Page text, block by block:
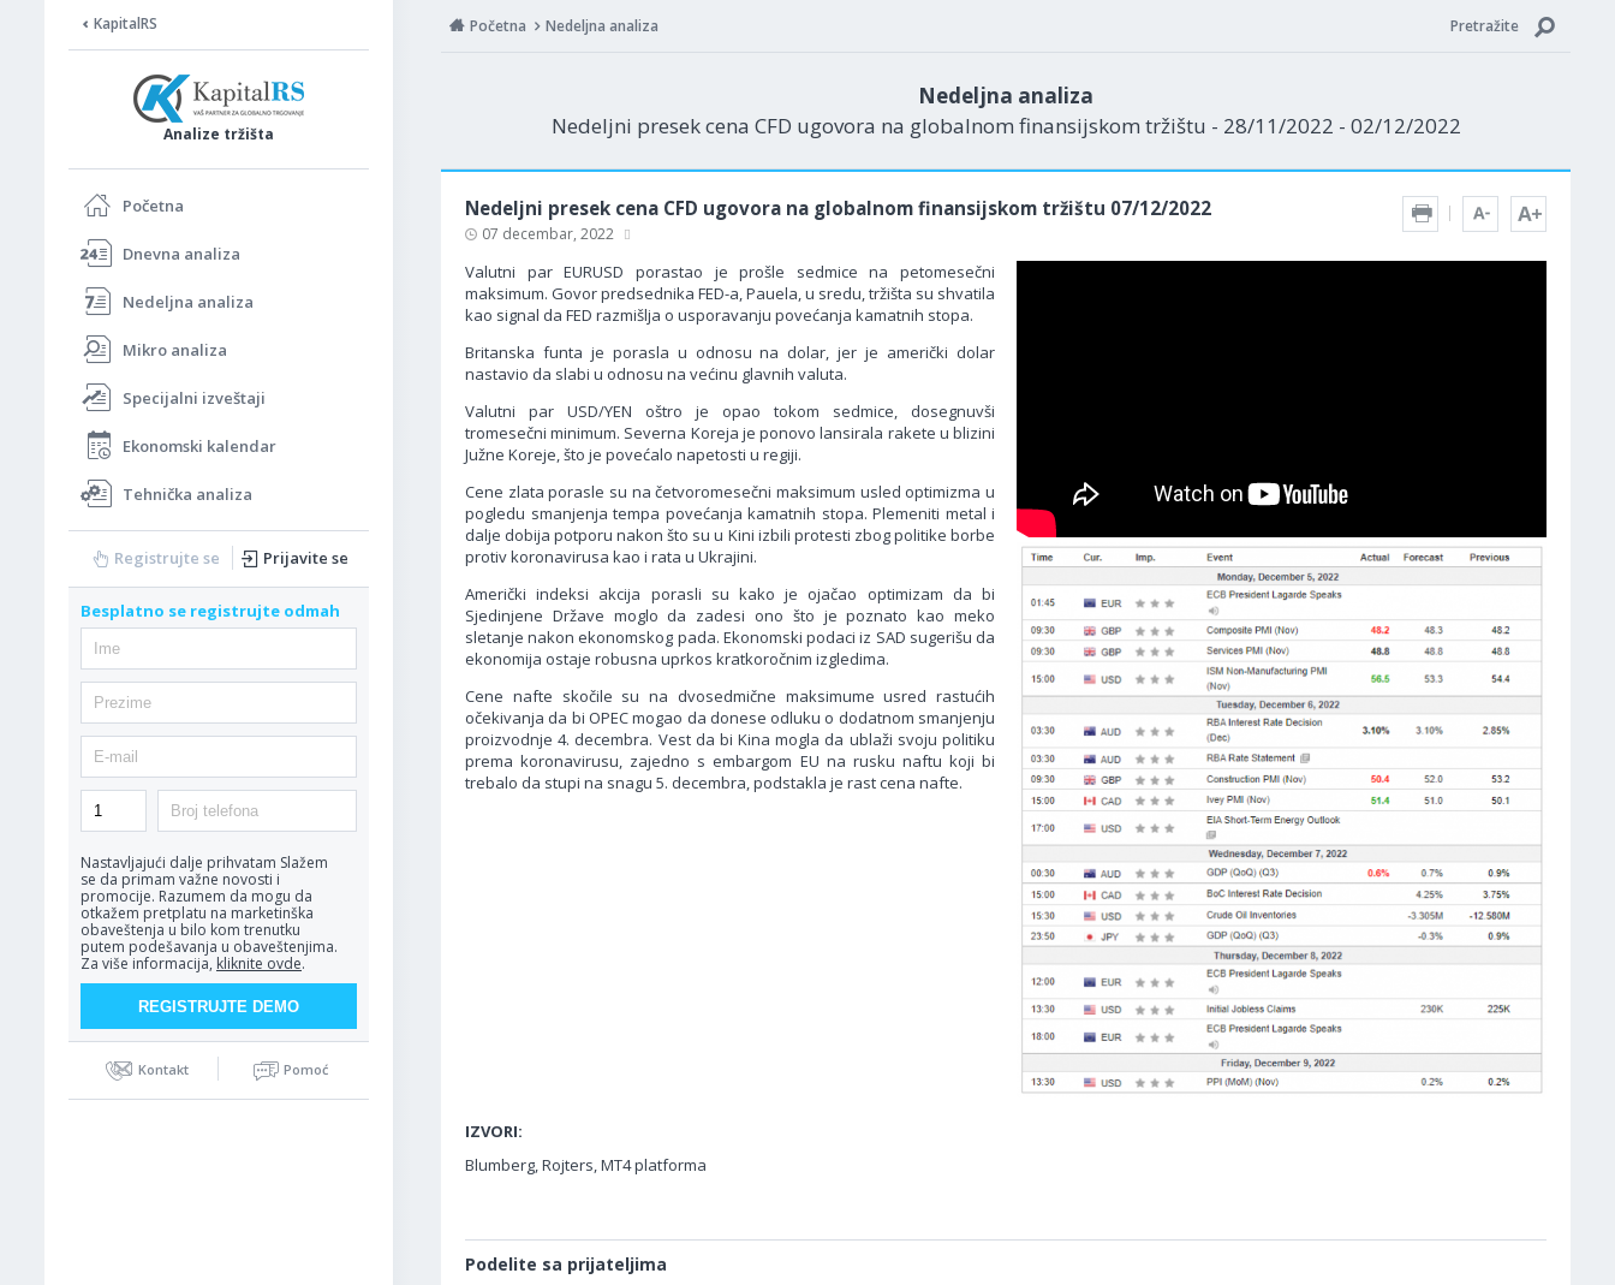
KapitalRS
Analize tržišta
Početna
Dnevna analiza
Nedeljna analiza
Mikro analiza
Specijalni izveštaji
Ekonomski kalendar
Tehnička analiza
Registrujte se Prijavite se
Besplatno se registrujte odmah
Nastavljajući dalje prihvatam Slažem
se da primam važne novosti i
promocije. Razumem da mogu da
otkažem pretplatu na marketinška
obaveštenja u bilo kom trenutku
putem podešavanja u obaveštenjima.
Za više informacija, kliknite ovde.
Kontakt Pomoć
Početna Nedeljna analiza Pretražite
Nedeljna analiza
Nedeljni presek cena CFD ugovora na globalnom finansijskom tržištu - 28/11/2022 - 02/12/2022
Nedeljni presek cena CFD ugovora na globalnom finansijskom tržištu 07/12/2022
07 decembar, 2022
Valutni par EURUSD porastao je prošle sedmice na petomesečni
maksimum. Govor predsednika FED-a, Pauela, u sredu, tržišta su shvatila
kao signal da FED razmišlja o usporavanju povećanja kamatnih stopa.
Britanska funta je porasla u odnosu na dolar, jer je američki dolar
nastavio da slabi u odnosu na većinu glavnih valuta.
Valutni par USD/YEN oštro je opao tokom sedmice, dosegnuvši
tromesečni minimum. Severna Koreja je ponovo lansirala rakete u blizini
Južne Koreje, što je povećalo napetosti u regiji.
Cene zlata porasle su na četvoromesečni maksimum usled optimizma u
pogledu smanjenja tempa povećanja kamatnih stopa. Plemeniti metal i
dalje dobija potporu nakon što su u Kini izbili protesti zbog politike borbe
protiv koronavirusa kao i rata u Ukrajini.
Američki indeksi akcija porasli su kako je ojačao optimizam da bi
Sjedinjene Države moglo da zadesi ono što je poznato kao meko
sletanje nakon ekonomskog pada. Ekonomski podaci iz SAD sugerišu da
ekonomija ostaje robusna uprkos kratkoročnim izgledima.
Cene nafte skočile su na dvosedmične maksimume usred rastućih
očekivanja da bi OPEC mogao da donese odluku o dodatnom smanjenju
proizvodnje 4. decembra. Vest da bi Kina mogla da ublaži svoju politiku
prema koronavirusu, zajedno s embargom EU na rusku naftu koji bi
trebalo da stupi na snagu 5. decembra, podstakla je rast cena nafte.
IZVORI:
Blumberg, Rojters, MT4 platforma
Podelite sa prijateljima